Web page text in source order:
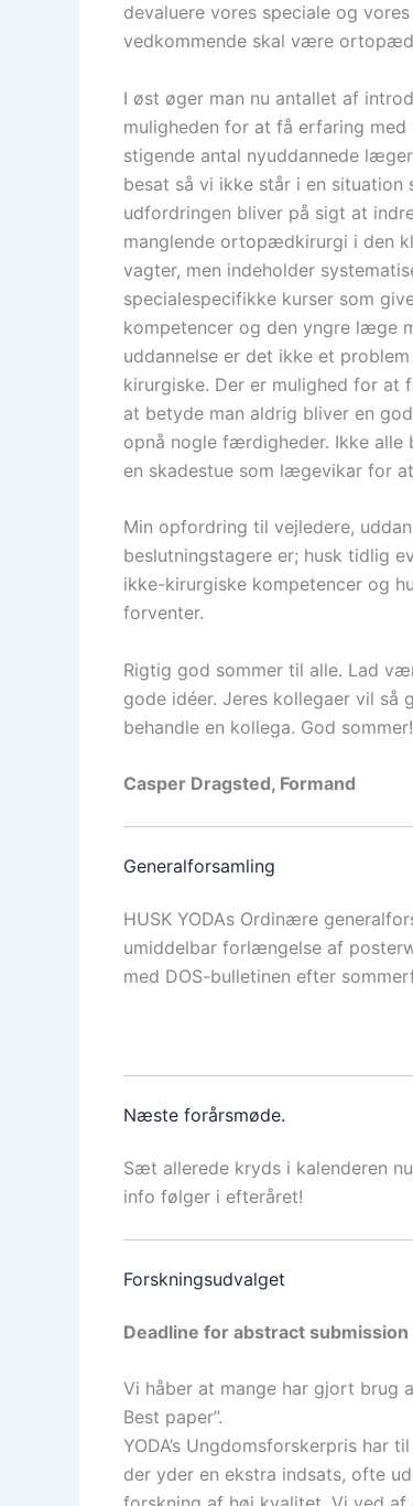
devaluere vores speciale og
vedkommende skal være
I øst øger man nu antallet af
muligheden for at få erfaring
stigende antal nyuddannede
besat så vi ikke står i en
udfordringen bliver på sigt at
manglende ortopædkirurgi i den
vagter, men indeholder
specialespecifikke kurser som
kompetencer og den yngre læge
uddannelse er det ikke et
kirurgiske. Der er mulighed for
at betyde man aldrig bliver en
opnå nogle færdigheder. Ikke alle
en skadestue som lægevikar for
Min opfordring til vejledere,
beslutningstagere er; husk tidlig
ikke-kirurgiske kompetencer og
forventer.
Rigtig god sommer til alle. Lad
gode idéer. Jeres kollegaer vil så
behandle en kollega. God sommer!
Casper Dragsted, Formand
Generalforsamling
HUSK YODAs Ordinære
umiddelbar forlængelse af
med DOS-bulletinen efter
Næste forårsmøde.
Sæt allerede kryds i kalenderen
info følger i efteråret!
Forskningsudvalget
Deadline for abstract
Vi håber at mange har gjort brug
Best paper”.
YODA’s Ungdomsforskerpris har
der yder en ekstra indsats, ofte